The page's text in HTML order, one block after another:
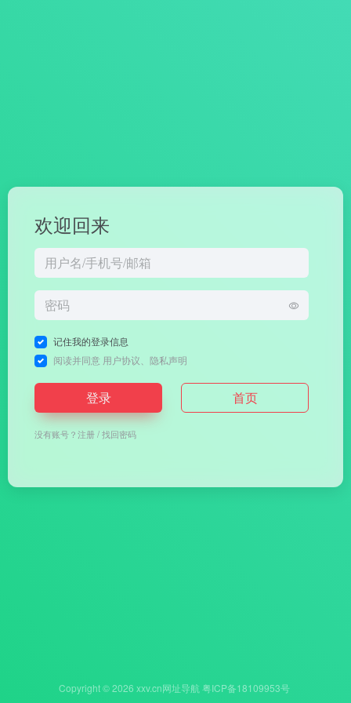
欢迎回来
记住我的登录信息
阅读并同意 用户协议 隐私声明
登录 首页
没有账号？注册/找回密码
Copyright © 2026 xxv.cn网址导航 粤ICP备18109953号